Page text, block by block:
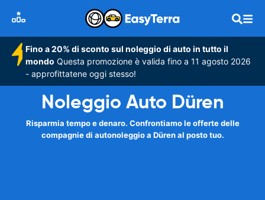
Fino a 20% di sconto sul noleggio di auto in tutto il
mondo Questa promozione è valida fino a 11 agosto 2026
- approfittatene oggi stesso!
Noleggio Auto Düren
Risparmia tempo e denaro. Confrontiamo le offerte delle
compagnie di autonoleggio a Düren al posto tuo.